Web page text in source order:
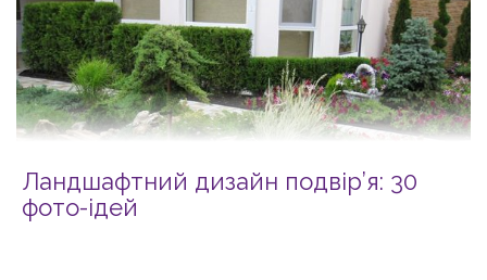
Ландшафтний дизайн подвір’я: 30
фото-ідей